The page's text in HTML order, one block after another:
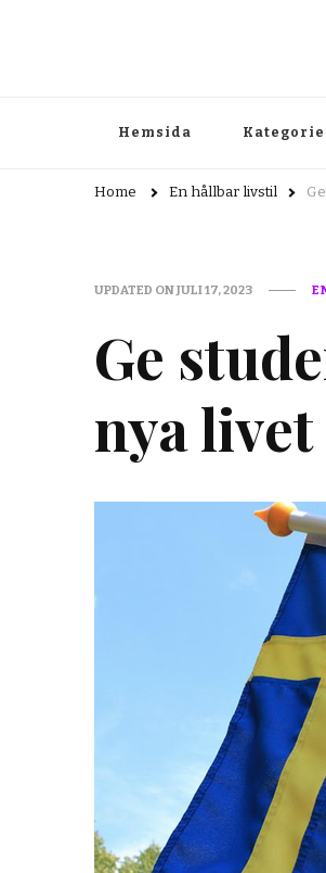
Hemsida
Home En hållbar livstil
UPDATED ONJULI 17, 2023
Ge
nya livet